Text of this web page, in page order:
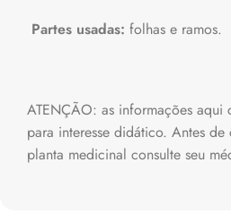
Partes usadas: folhas e ramos.
ATENÇÃO: as informações aqui
para interesse didático. Antes
planta medicinal consulte seu